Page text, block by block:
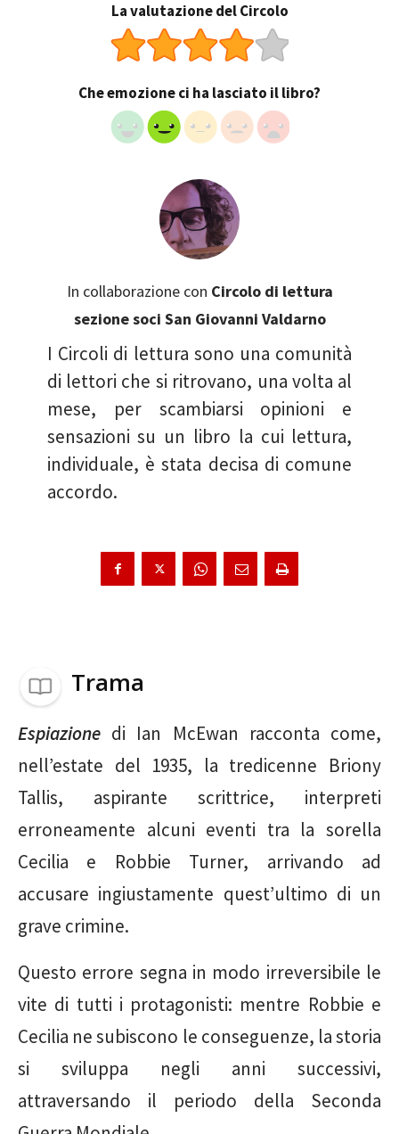
La valutazione del Circolo
Che emozione ci ha lasciato il libro?
In collaborazione con Circolo di lettura
sezione soci San Giovanni Valdarno
I Circoli di lettura sono una comunità
di lettori che si ritrovano, una volta al
mese, per scambiarsi opinioni e
sensazioni su un libro la cui lettura,
individuale, è stata decisa di comune
accordo.
Trama
Espiazione di Ian McEwan racconta come,
nell’estate del 1935, la tredicenne Briony
Tallis, aspirante scrittrice, interpreti
erroneamente alcuni eventi tra la sorella
Cecilia e Robbie Turner, arrivando ad
accusare ingiustamente quest’ultimo di un
grave crimine.
Questo errore segna in modo irreversibile le
vite di tutti i protagonisti: mentre Robbie e
Cecilia ne subiscono le conseguenze, la storia
si sviluppa negli anni successivi,
attraversando il periodo della Seconda